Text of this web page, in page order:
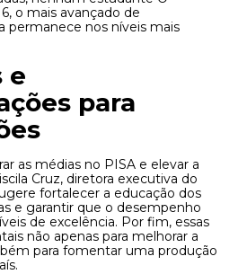
o mais avançado de
permanece nos níveis mais
e
para
as médias no PISA e elevar a
Cruz, diretora executiva do
fortalecer a educação dos
e garantir que o desempenho
de excelência. Por fim, essas
não apenas para melhorar a
para fomentar uma produção